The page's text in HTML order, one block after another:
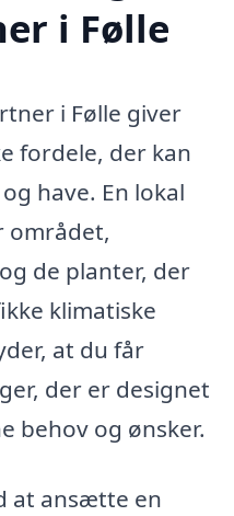
i Følle
i Følle giver
fordele, der kan
have. En lokal
området,
de planter, der
klimatiske
at du får
der er designet
behov og ønsker.
at ansætte en